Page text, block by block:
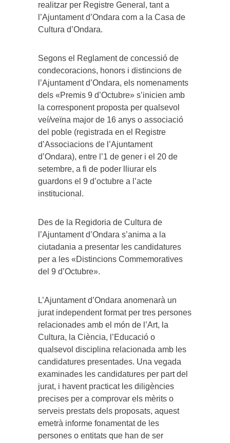
realitzar per Registre General, tant a
l’Ajuntament d’Ondara com a la Casa de
Cultura d’Ondara.
Segons el Reglament de concessió de
condecoracions, honors i distincions de
l’Ajuntament d’Ondara, els nomenaments
dels «Premis 9 d’Octubre» s’inicien amb
la corresponent proposta per qualsevol
veí/veïna major de 16 anys o associació
del poble (registrada en el Registre
d’Associacions de l’Ajuntament
d’Ondara), entre l’1 de gener i el 20 de
setembre, a fi de poder lliurar els
guardons el 9 d’octubre a l’acte
institucional.
Des de la Regidoria de Cultura de
l’Ajuntament d’Ondara s’anima a la
ciutadania a presentar les candidatures
per a les «Distincions Commemoratives
del 9 d’Octubre».
L’Ajuntament d’Ondara anomenarà un
jurat independent format per tres persones
relacionades amb el món de l’Art, la
Cultura, la Ciència, l’Educació o
qualsevol disciplina relacionada amb les
candidatures presentades. Una vegada
examinades les candidatures per part del
jurat, i havent practicat les diligències
precises per a comprovar els mèrits o
serveis prestats dels proposats, aquest
emetrà informe fonamentat de les
persones o entitats que han de ser